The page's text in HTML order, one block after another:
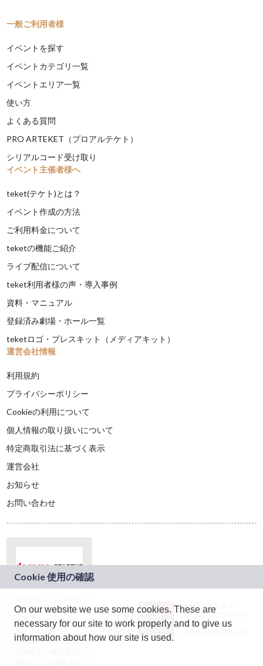
一般ご利用者様
イベントを探す
イベントカテゴリ一覧
イベントエリア一覧
使い方
よくある質問
PRO ARTEKET（プロアルテケト）
シリアルコード受け取り
イベント主催者様へ
teket(テケト)とは？
イベント作成の方法
ご利用料金について
teketの機能ご紹介
ライブ配信について
teket利用者様の声・導入事例
資料・マニュアル
登録済み劇場・ホール一覧
teketロゴ・プレスキット（メディアキット）
運営会社情報
利用規約
プライバシーポリシー
Cookieの利用について
個人情報の取り扱いについて
特定商取引法に基づく表示
運営会社
お知らせ
お問い合わせ
ドコモグループの新
規事業創出プログラ
ム「docomo
STARTUP」を通じて
JASRAC許諾番号：
9024936001Y45037
JASRAC許諾番号：
On our website we use some cookies. These are
necessary for our site to work properly and to give us
information about how our site is used.